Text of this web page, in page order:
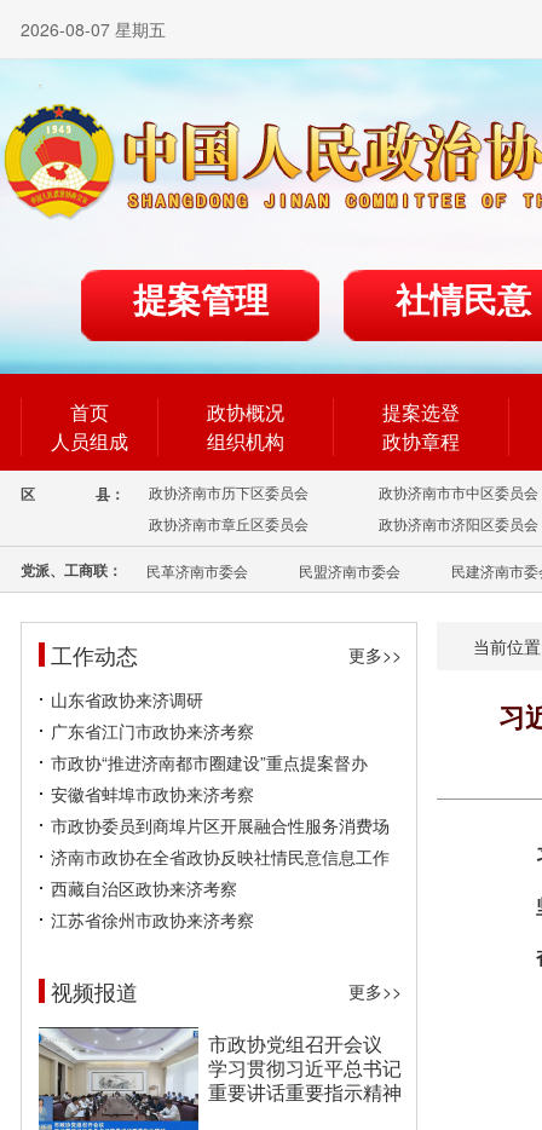
2026-08-07 星期五
提案管理 社情民意
首页
人员组成
政协概况
组织机构
提案选登
政协章程
区 县： 政协济南市历下区委员会
政协济南市市中区委员会
政协济南市章丘区委员会
政协济南市济阳区委员会
党派、工商联： 民革济南市委会 民盟济南市委会 民建济南市委
工作动态
更多>>
山东省政协来济调研
广东省江门市政协来济考察
市政协“推进济南都市圈建设”重点提案督办
安徽省蚌埠市政协来济考察
市政协委员到商埠片区开展融合性服务消费场
济南市政协在全省政协反映社情民意信息工作
西藏自治区政协来济考察
江苏省徐州市政协来济考察
视频报道 更多>>
市政协党组召开会议
学习贯彻习近平总书记
重要讲话重要指示精神
当前位
习